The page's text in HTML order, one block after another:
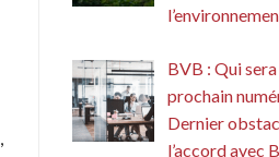
,
BVB : Qui
prochain
Dernier
l’accord avec